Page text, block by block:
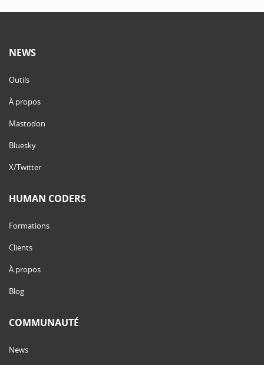
NEWS
Outils
À propos
Mastodon
Bluesky
X/Twitter
HUMAN CODERS
Formations
Clients
À propos
Blog
COMMUNAUTÉ
News